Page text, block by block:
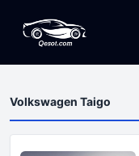
Volkswagen Taigo